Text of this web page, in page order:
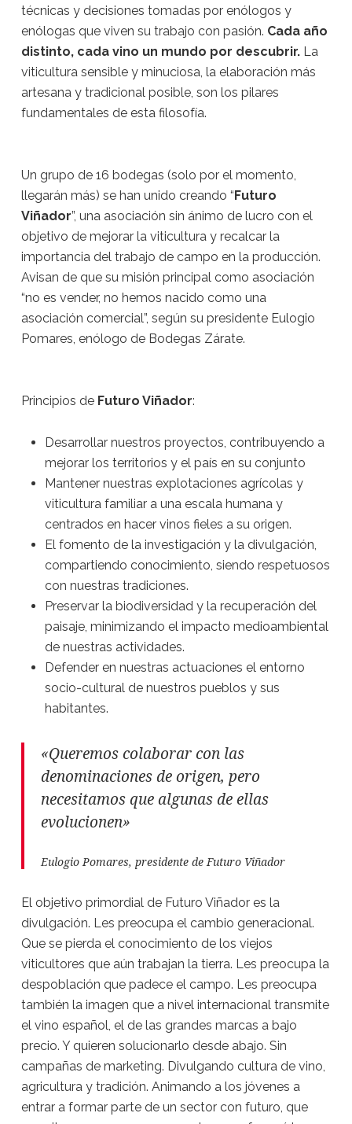
técnicas y decisiones tomadas por enólogos y
enólogas que viven su trabajo con pasión. Cada año
distinto, cada vino un mundo por descubrir.La
viticultura sensible y minuciosa, la elaboración más
artesana y tradicional posible, son los pilares
fundamentales de esta filosofía.
Un grupo de 16 bodegas (solo por el momento,
llegarán más) se han unido creando “Futuro
Viñador”, una asociación sin ánimo de lucro con el
objetivo de mejorar la viticultura y recalcar la
importancia del trabajo de campo en la producción.
Avisan de que su misión principal como asociación
“no es vender, no hemos nacido como una
asociación comercial”, según su presidente Eulogio
Pomares, enólogo de Bodegas Zárate.
Principios de Futuro Viñador:
Desarrollar nuestros proyectos, contribuyendo a
mejorar los territorios y el país en su conjunto
Mantener nuestras explotaciones agrícolas y
viticultura familiar a una escala humana y
centrados en hacer vinos fieles a su origen.
El fomento de la investigación y la divulgación,
compartiendo conocimiento, siendo respetuosos
con nuestras tradiciones.
Preservar la biodiversidad y la recuperación del
paisaje, minimizando el impacto medioambiental
de nuestras actividades.
Defender en nuestras actuaciones el entorno
socio-cultural de nuestros pueblos y sus
habitantes.
«Queremos colaborar con las
denominaciones de origen, pero
necesitamos que algunas de ellas
evolucionen»
Eulogio Pomares, presidente de Futuro Viñador
El objetivo primordial de Futuro Viñador es la
divulgación. Les preocupa el cambio generacional.
Que se pierda el conocimiento de los viejos
viticultores que aún trabajan la tierra. Les preocupa la
despoblación que padece el campo. Les preocupa
también la imagen que a nivel internacional transmite
el vino español, el de las grandes marcas a bajo
precio. Y quieren solucionarlo desde abajo. Sin
campañas de marketing. Divulgando cultura de vino,
agricultura y tradición. Animando a los jóvenes a
entrar a formar parte de un sector con futuro, que